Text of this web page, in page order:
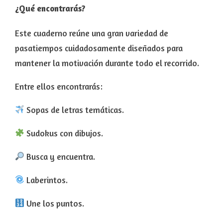
¿Qué encontrarás?
Este cuaderno reúne una gran variedad de
pasatiempos cuidadosamente diseñados para
mantener la motivación durante todo el recorrido.
Entre ellos encontrarás:
Sopas de letras temáticas.
Sudokus con dibujos.
Busca y encuentra.
Laberintos.
Une los puntos.